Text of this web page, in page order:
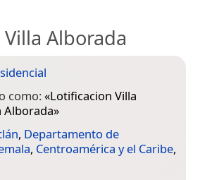
Alborada
como:«Lotificacion Villa
Alborada»
, Departamento de
, Centroamérica y el Caribe,